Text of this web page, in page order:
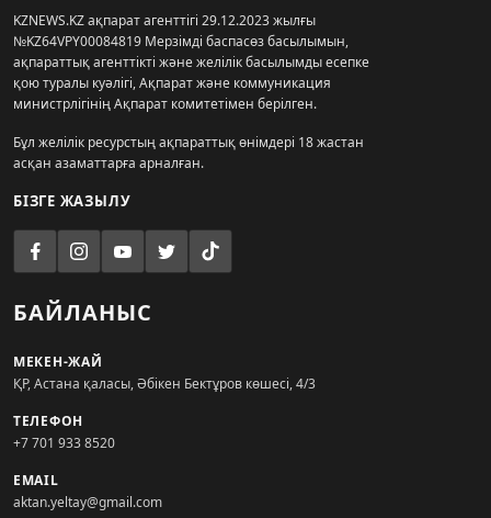
KZNEWS.KZ ақпарат агенттігі 29.12.2023 жылғы
№KZ64VPY00084819 Мерзімді баспасөз басылымын,
ақпараттық агенттікті және желілік басылымды есепке
қою туралы куәлігі, Ақпарат және коммуникация
министрлігінің Ақпарат комитетімен берілген.
Бұл желілік ресурстың ақпараттық өнімдері 18 жастан
асқан азаматтарға арналған.
БІЗГЕ ЖАЗЫЛУ
БАЙЛАНЫС
МЕКЕН-ЖАЙ
ҚР, Астана қаласы, Әбікен Бектұров көшесі, 4/3
ТЕЛЕФОН
+7 701 933 8520
EMAIL
aktan.yeltay@gmail.com